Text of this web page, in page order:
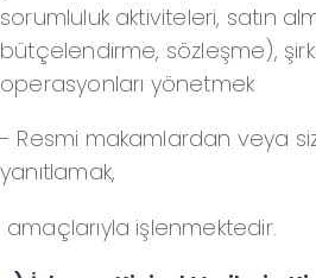
sorumluluk aktiviteleri, satın
bütçelendirme, sözleşme),
operasyonları yönetmek
- Resmi makamlardan veya
yanıtlamak,
amaçlarıyla işlenmektedir.